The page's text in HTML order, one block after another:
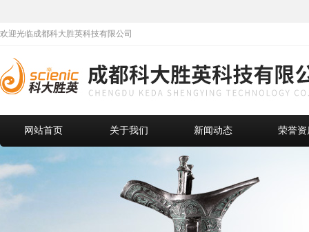
欢迎光临成都科大胜英科技有限公司
网站首页 关于我们 新闻动态 荣誉资